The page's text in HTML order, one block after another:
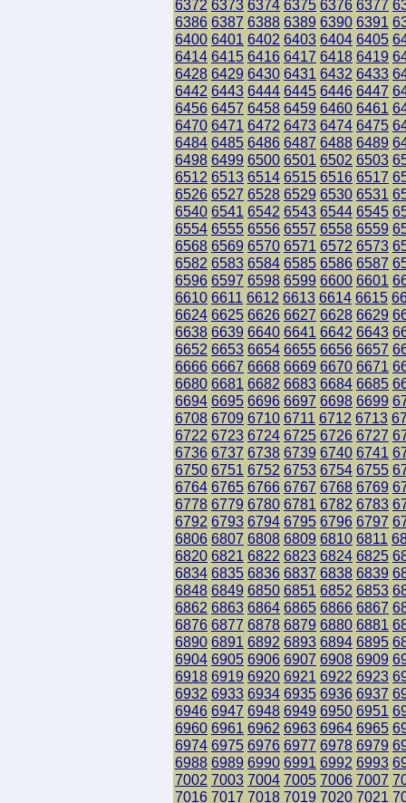
6372 6373 6374 6375 6376 6377
6386 6387 6388 6389 6390 6391
6400 6401 6402 6403 6404 6405
6414 6415 6416 6417 6418 6419
6428 6429 6430 6431 6432 6433
6442 6443 6444 6445 6446 6447
6456 6457 6458 6459 6460 6461
6470 6471 6472 6473 6474 6475
6484 6485 6486 6487 6488 6489
6498 6499 6500 6501 6502 6503
6512 6513 6514 6515 6516 6517
6526 6527 6528 6529 6530 6531
6540 6541 6542 6543 6544 6545
6554 6555 6556 6557 6558 6559
6568 6569 6570 6571 6572 6573
6582 6583 6584 6585 6586 6587
6596 6597 6598 6599 6600 6601
6610 6611 6612 6613 6614 6615
6624 6625 6626 6627 6628 6629
6638 6639 6640 6641 6642 6643
6652 6653 6654 6655 6656 6657
6666 6667 6668 6669 6670 6671
6680 6681 6682 6683 6684 6685
6694 6695 6696 6697 6698 6699
6708 6709 6710 6711 6712 6713
6722 6723 6724 6725 6726 6727
6736 6737 6738 6739 6740 6741
6750 6751 6752 6753 6754 6755
6764 6765 6766 6767 6768 6769
6778 6779 6780 6781 6782 6783
6792 6793 6794 6795 6796 6797
6806 6807 6808 6809 6810 6811
6820 6821 6822 6823 6824 6825
6834 6835 6836 6837 6838 6839
6848 6849 6850 6851 6852 6853
6862 6863 6864 6865 6866 6867
6876 6877 6878 6879 6880 6881
6890 6891 6892 6893 6894 6895
6904 6905 6906 6907 6908 6909
6918 6919 6920 6921 6922 6923
6932 6933 6934 6935 6936 6937
6946 6947 6948 6949 6950 6951
6960 6961 6962 6963 6964 6965
6974 6975 6976 6977 6978 6979
6988 6989 6990 6991 6992 6993
7002 7003 7004 7005 7006 7007
7016 7017 7018 7019 7020 7021